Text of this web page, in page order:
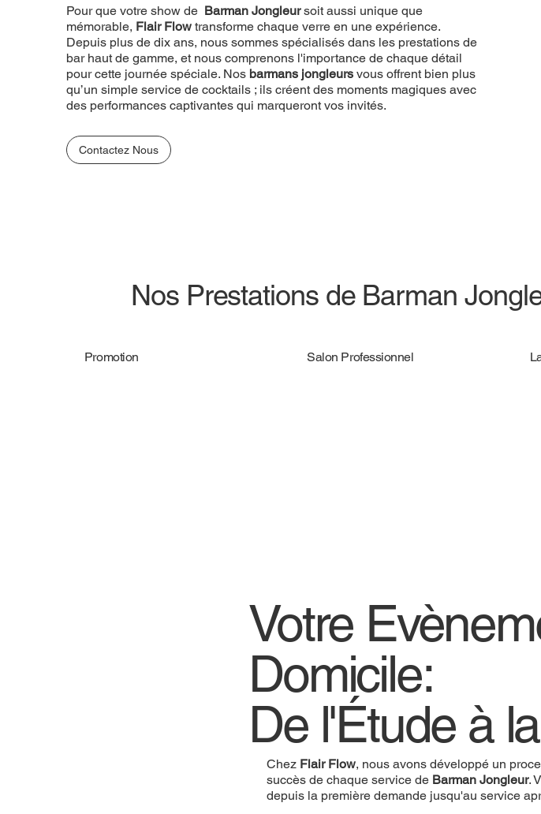
Pour que votre show de Barman Jongleursoit aussi unique que
mémorable, Flair Flow transforme chaque verre en une expérience.
Depuis plus de dix ans, nous sommes spécialisés dans les prestations de
bar haut de gamme, et nous comprenons l'importance de chaque détail
pour cette journée spéciale. Nos barmans jongleurs vous offrent bien plus
qu’un simple service de cocktails ; ils créent des moments magiques avec
des performances captivantes qui marqueront vos invités.
Contactez Nous
Nos Prestations de Barman
Promotion Salon Professionnel
Votre
Domicile:
De l'Étude à
Chez Flair Flow, nous avons développé un
succès de chaque service de Barman Jongleur.
depuis la première demande jusqu'au service